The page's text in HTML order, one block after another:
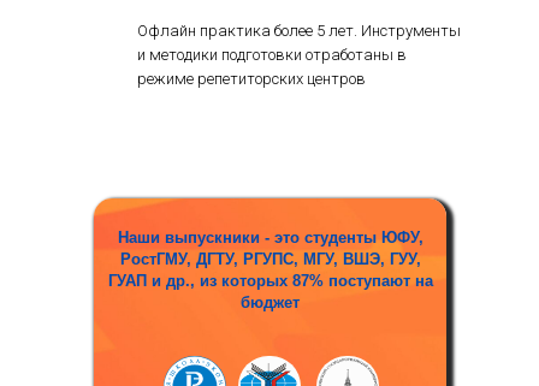
Офлайн практика более 5 лет. Инструменты
и методики подготовки отработаны в
режиме репетиторских центров
Наши выпускники - это студенты ЮФУ,
РостГМУ, ДГТУ, РГУПС, МГУ, ВШЭ, ГУУ,
ГУАП и др., из которых 87% поступают на
бюджет